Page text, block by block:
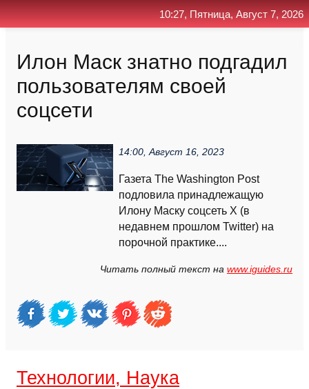
Илон Маск знатно подгадил
пользователям своей
соцсети
14:00, Август 16, 2023
Газета The Washington Post
подловила принадлежащую
Илону Маску соцсеть X (в
недавнем прошлом Twitter) на
порочной практике....
Читать полный текст на www.iguides.ru
Технологии, Наука
10:27, Пятница, Август 7, 2026